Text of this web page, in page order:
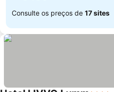
Consulte os preços de 17 sites